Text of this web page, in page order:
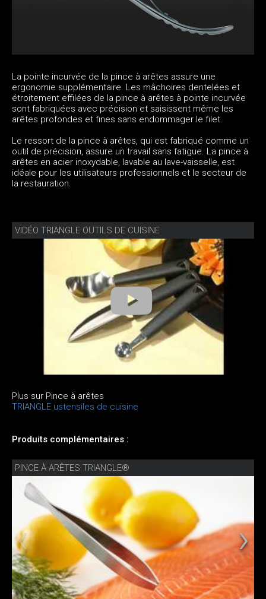
La pointe incurvée de la pince à arêtes assure une
ergonomie supplémentaire. Les mâchoires dentelées et
étroitement effilées de la pince à arêtes à pointe incurvée
sont fabriquées avec précision et saisissent même les
arêtes profondes et fines sans endommager le filet.
Le ressort de la pince à arêtes, qui est fabriqué comme un
outil de précision, assure un travail sans fatigue. La pince à
arêtes en acier inoxydable, lavable au lave-vaisselle, est
idéale pour les utilisateurs professionnels et le secteur de
la restauration.
VIDÉO TRIANGLE OUTILS DE CUISINE
Plus sur Pince à arêtes
TRIANGLE ustensiles de cuisine
Produits complémentaires :
PINCE À ARÊTES TRIANGLE®